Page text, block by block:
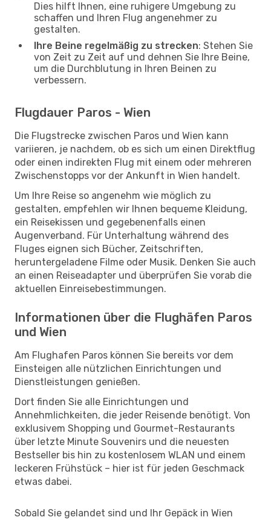
Dies hilft Ihnen, eine ruhigere Umgebung zu
schaffen und Ihren Flug angenehmer zu
gestalten.
Ihre Beine regelmäßig zu strecken: Stehen Sie
von Zeit zu Zeit auf und dehnen Sie Ihre Beine,
um die Durchblutung in Ihren Beinen zu
verbessern.
Flugdauer Paros - Wien
Die Flugstrecke zwischen Paros und Wien kann
variieren, je nachdem, ob es sich um einen Direktflug
oder einen indirekten Flug mit einem oder mehreren
Zwischenstopps vor der Ankunft in Wien handelt.
Um Ihre Reise so angenehm wie möglich zu
gestalten, empfehlen wir Ihnen bequeme Kleidung,
ein Reisekissen und gegebenenfalls einen
Augenverband. Für Unterhaltung während des
Fluges eignen sich Bücher, Zeitschriften,
heruntergeladene Filme oder Musik. Denken Sie auch
an einen Reiseadapter und überprüfen Sie vorab die
aktuellen Einreisebestimmungen.
Informationen über die Flughäfen Paros
und Wien
Am Flughafen Paros können Sie bereits vor dem
Einsteigen alle nützlichen Einrichtungen und
Dienstleistungen genießen.
Dort finden Sie alle Einrichtungen und
Annehmlichkeiten, die jeder Reisende benötigt. Von
exklusivem Shopping und Gourmet-Restaurants
über letzte Minute Souvenirs und die neuesten
Bestseller bis hin zu kostenlosem WLAN und einem
leckeren Frühstück – hier ist für jeden Geschmack
etwas dabei.
Sobald Sie gelandet sind und Ihr Gepäck in Wien